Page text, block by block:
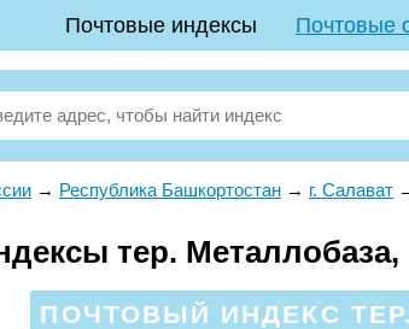
Почтовые индексы Почтовые
→ Республика Башкортостан → г. Салават
тер. Металлобаза,
ПОЧТОВЫЙ ИНДЕКС